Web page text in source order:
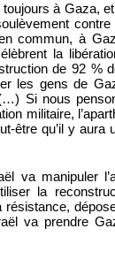
à Gaza,
commun, à
la
de 92 %
les gens de
Si nous
militaire,
être qu’il y
va manipuler
la
résistance,
va prendre